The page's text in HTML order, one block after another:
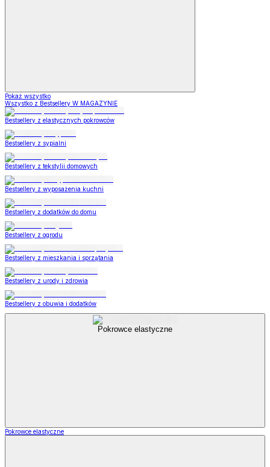
Pokaż wszystko
Wszystko z Bestsellery W MAGAZYNIE
Bestsellery z elastycznych pokrowców
Bestsellery z sypialni
Bestsellery z tekstylii domowych
Bestsellery z wyposażenia kuchni
Bestsellery z dodatków do domu
Bestsellery z ogrodu
Bestsellery z mieszkania i sprzątania
Bestsellery z urody i zdrowia
Bestsellery z obuwia i dodatków
Pokrowce elastyczne
Pokrowce elastyczne